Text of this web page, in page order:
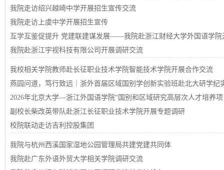
我院走访绍兴越崎中学开展招生宣传交流
我院走访上虞中学开展招生宣传
互学互鉴促提升 党建联建谋发展——我院赴浙江财经大学外国语学院
我院赴浙江宇视科技有限公司开展调研交流
我校相关学院教师赴长征职业技术学院智能技术学院开展合作交流
燕园问道，笃行致远｜浙外首届区域国别学创新实验班赴北大研学纪
2026年北京大学—浙江外国语学院“国别和区域研究高层次人才培养
副校长柴改英带队赴浙江长征职业技术学院开展专题调研
校院联动走访吉利控股集团
我院与杭州西溪国家湿地公园管理局共建党建共同体
我院赴广东外语外贸大学相关学院调研交流